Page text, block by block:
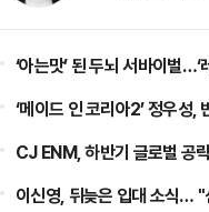
‘아는맛’ 된 두뇌 서바이벌…‘
‘메이드 인 코리아2’ 정우성
CJ ENM, 하반기 글로벌 공
이신영, 뒤늦은 입대 소식…